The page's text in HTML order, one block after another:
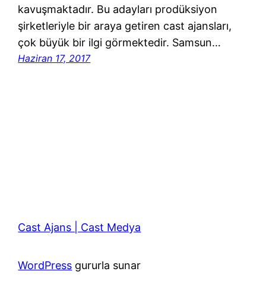
kavuşmaktadır. Bu adayları prodüksiyon
şirketleriyle bir araya getiren cast ajansları,
çok büyük bir ilgi görmektedir. Samsun…
Haziran 17, 2017
Cast Ajans | Cast Medya
WordPress gururla sunar